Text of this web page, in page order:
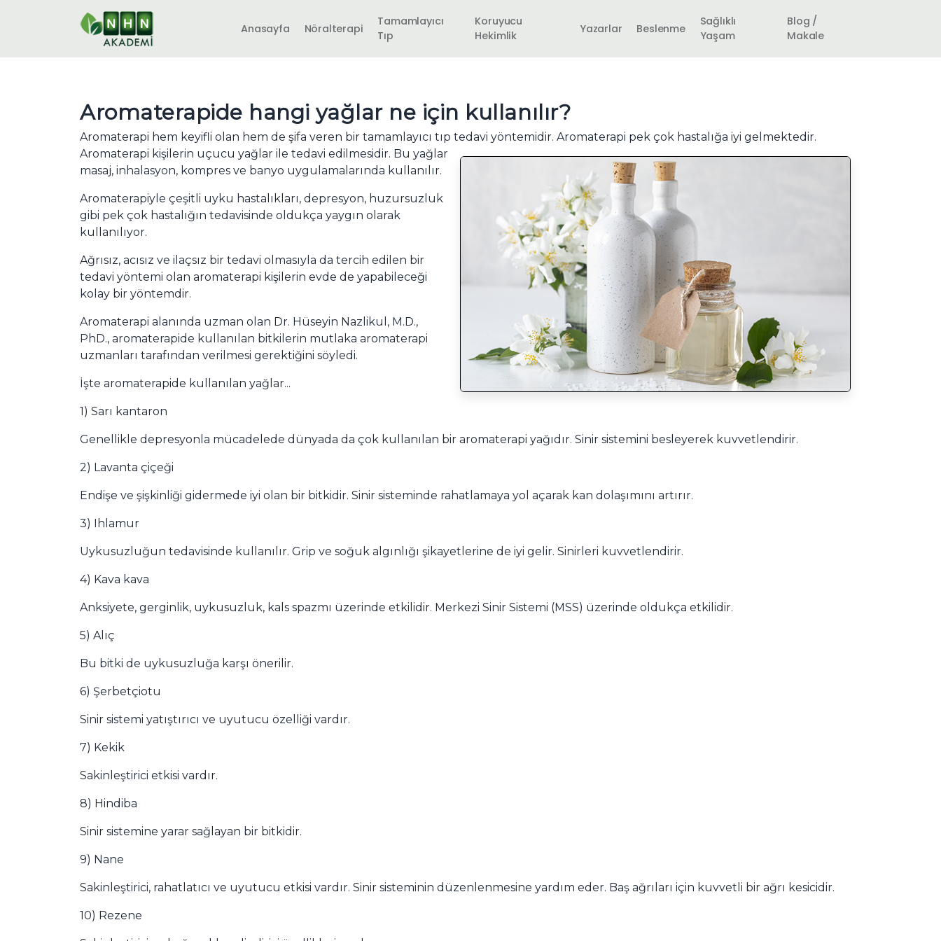
Anasayfa Nöralterapi
Tamamlayıcı
Tıp
Koruyucu
Hekimlik
Yazarlar Beslenme
Sağlıklı
Yaşam
Blog /
Makale
Aromaterapide hangi yağlar ne için kullanılır?
Aromaterapi hem keyifli olan hem de şifa veren bir tamamlayıcı tıp tedavi yöntemidir. Aromaterapi pek çok hastalığa iyi gelmektedir.
Aromaterapi kişilerin uçucu yağlar ile tedavi edilmesidir. Bu yağlar
masaj, inhalasyon, kompres ve banyo uygulamalarında kullanılır.
Aromaterapiyle çeşitli uyku hastalıkları, depresyon, huzursuzluk
gibi pek çok hastalığın tedavisinde oldukça yaygın olarak
kullanılıyor.
Ağrısız, acısız ve ilaçsız bir tedavi olmasıyla da tercih edilen bir
tedavi yöntemi olan aromaterapi kişilerin evde de yapabileceği
kolay bir yöntemdir.
Aromaterapi alanında uzman olan Dr. Hüseyin Nazlikul, M.D.,
PhD., aromaterapide kullanılan bitkilerin mutlaka aromaterapi
uzmanları tarafından verilmesi gerektiğini söyledi.
İşte aromaterapide kullanılan yağlar...
1) Sarı kantaron
Genellikle depresyonla mücadelede dünyada da çok kullanılan bir aromaterapi yağıdır. Sinir sistemini besleyerek kuvvetlendirir.
2) Lavanta çiçeği
Endişe ve şişkinliği gidermede iyi olan bir bitkidir. Sinir sisteminde rahatlamaya yol açarak kan dolaşımını artırır.
3) Ihlamur
Uykusuzluğun tedavisinde kullanılır. Grip ve soğuk algınlığı şikayetlerine de iyi gelir. Sinirleri kuvvetlendirir.
4) Kava kava
Anksiyete, gerginlik, uykusuzluk, kals spazmı üzerinde etkilidir. Merkezi Sinir Sistemi (MSS) üzerinde oldukça etkilidir.
5) Alıç
Bu bitki de uykusuzluğa karşı önerilir.
6) Şerbetçiotu
Sinir sistemi yatıştırıcı ve uyutucu özelliği vardır.
7) Kekik
Sakinleştirici etkisi vardır.
8) Hindiba
Sinir sistemine yarar sağlayan bir bitkidir.
9) Nane
Sakinleştirici, rahatlatıcı ve uyutucu etkisi vardır. Sinir sisteminin düzenlenmesine yardım eder. Baş ağrıları için kuvvetli bir ağrı kesicidir.
10) Rezene